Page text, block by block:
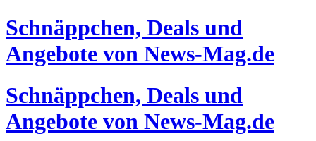
Schnäppchen, Deals und
Angebote von News-Mag.de
Schnäppchen, Deals und
Angebote von News-Mag.de